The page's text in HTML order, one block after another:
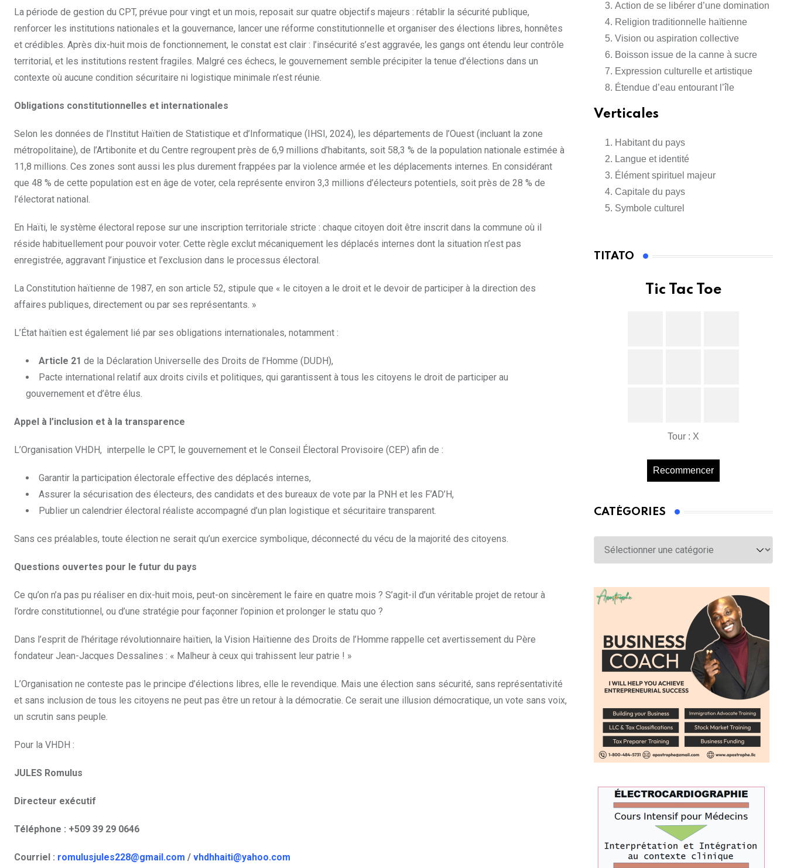
La période de gestion du CPT, prévue pour vingt et un mois, reposait sur quatre objectifs majeurs : rétablir la sécurité publique,
renforcer les institutions nationales et la gouvernance, lancer une réforme constitutionnelle et organiser des élections libres, honnêtes
et crédibles. Après dix-huit mois de fonctionnement, le constat est clair : l’insécurité s’est aggravée, les gangs ont étendu leur contrôle
territorial, et les institutions restent fragiles. Malgré ces échecs, le gouvernement semble précipiter la tenue d’élections dans un
contexte où aucune condition sécuritaire ni logistique minimale n’est réunie.
Obligations constitutionnelles et internationales
Selon les données de l’Institut Haïtien de Statistique et d’Informatique (IHSI, 2024), les départements de l’Ouest (incluant la zone
métropolitaine), de l’Artibonite et du Centre regroupent près de 6,9 millions d’habitants, soit 58,3 % de la population nationale estimée à
11,8 millions. Ces zones sont aussi les plus durement frappées par la violence armée et les déplacements internes. En considérant
que 48 % de cette population est en âge de voter, cela représente environ 3,3 millions d’électeurs potentiels, soit près de 28 % de
l’électorat national.
En Haïti, le système électoral repose sur une inscription territoriale stricte : chaque citoyen doit être inscrit dans la commune où il
réside habituellement pour pouvoir voter. Cette règle exclut mécaniquement les déplacés internes dont la situation n’est pas
enregistrée, aggravant l’injustice et l’exclusion dans le processus électoral.
La Constitution haïtienne de 1987, en son article 52, stipule que « le citoyen a le droit et le devoir de participer à la direction des
affaires publiques, directement ou par ses représentants. »
L’État haïtien est également lié par ses obligations internationales, notamment :
Article 21 de la Déclaration Universelle des Droits de l’Homme (DUDH),
Pacte international relatif aux droits civils et politiques, qui garantissent à tous les citoyens le droit de participer au
gouvernement et d’être élus.
Appel à l’inclusion et à la transparence
L’Organisation VHDH, interpelle le CPT, le gouvernement et le Conseil Électoral Provisoire (CEP) afin de :
Garantir la participation électorale effective des déplacés internes,
Assurer la sécurisation des électeurs, des candidats et des bureaux de vote par la PNH et les F’AD’H,
Publier un calendrier électoral réaliste accompagné d’un plan logistique et sécuritaire transparent.
Sans ces préalables, toute élection ne serait qu’un exercice symbolique, déconnecté du vécu de la majorité des citoyens.
Questions ouvertes pour le futur du pays
Ce qu’on n’a pas pu réaliser en dix-huit mois, peut-on sincèrement le faire en quatre mois ? S’agit-il d’un véritable projet de retour à
l’ordre constitutionnel, ou d’une stratégie pour façonner l’opinion et prolonger le statu quo ?
Dans l’esprit de l’héritage révolutionnaire haïtien, la Vision Haïtienne des Droits de l’Homme rappelle cet avertissement du Père
fondateur Jean-Jacques Dessalines : « Malheur à ceux qui trahissent leur patrie ! »
L’Organisation ne conteste pas le principe d’élections libres, elle le revendique. Mais une élection sans sécurité, sans représentativité
et sans inclusion de tous les citoyens ne peut pas être un retour à la démocratie. Ce serait une illusion démocratique, un vote sans voix,
un scrutin sans peuple.
Pour la VHDH :
JULES Romulus
Directeur exécutif
Téléphone : +509 39 29 0646
Courriel : romulusjules228@gmail.com / vhdhhaiti@yahoo.com
Action de se libérer d’une domination
Religion traditionnelle haïtienne
Vision ou aspiration collective
Boisson issue de la canne à sucre
Expression culturelle et artistique
Étendue d’eau entourant l’île
Verticales
Habitant du pays
Langue et identité
Élément spirituel majeur
Capitale du pays
Symbole culturel
TITATO
Tic Tac Toe
Tour : X
Recommencer
CATÉGORIES
Catégories